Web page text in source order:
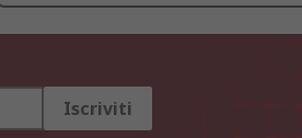
Iscriviti